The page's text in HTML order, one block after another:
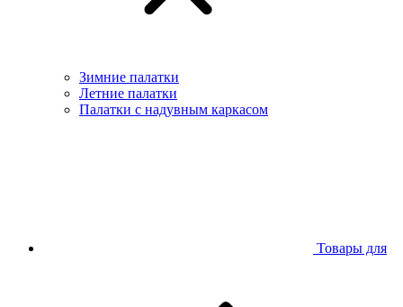
Зимние палатки
Летние палатки
Палатки с надувным каркасом
Товары для